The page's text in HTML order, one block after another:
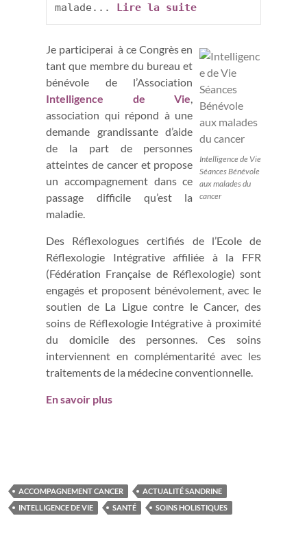
malade...
Lire la suite
Intelligence de Vie
Séances Bénévole
aux malades du
cancer
Je participerai à ce Congrès en
tant que membre du bureau et
bénévole de l’Association
Intelligence de Vie,
association qui répond à une
demande grandissante d’aide
de la part de personnes
atteintes de cancer et propose
un accompagnement dans ce
passage difficile qu’est la
maladie.
Des Réflexologues certifiés de l’Ecole de
Réflexologie Intégrative affiliée à la FFR
(Fédération Française de Réflexologie) sont
engagés et proposent bénévolement, avec le
soutien de La Ligue contre le Cancer, des
soins de Réflexologie Intégrative à proximité
du domicile des personnes. Ces soins
interviennent en complémentarité avec les
traitements de la médecine conventionnelle.
En savoir plus
ACCOMPAGNEMENT CANCER
ACTUALITÉ SANDRINE
INTELLIGENCE DE VIE
SANTÉ SOINS HOLISTIQUES